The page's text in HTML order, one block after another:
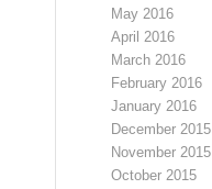
May 2016
April 2016
March 2016
February 2016
January 2016
December 2015
November 2015
October 2015